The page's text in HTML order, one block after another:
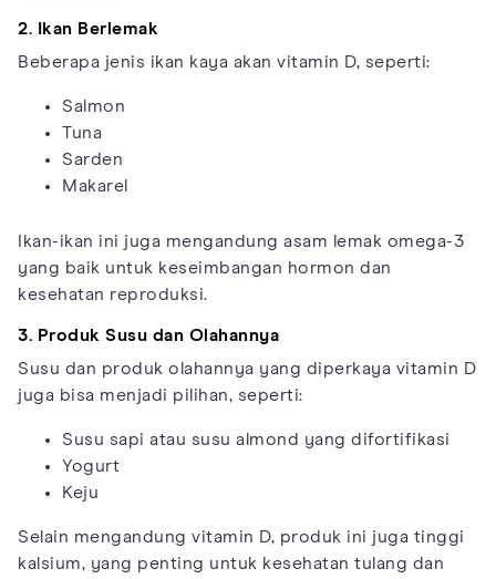
2. Ikan Berlemak
Beberapa jenis ikan kaya akan vitamin D, seperti:
Salmon
Tuna
Sarden
Makarel
Ikan-ikan ini juga mengandung asam lemak omega-3
yang baik untuk keseimbangan hormon dan
kesehatan reproduksi.
3. Produk Susu dan Olahannya
Susu dan produk olahannya yang diperkaya vitamin D
juga bisa menjadi pilihan, seperti:
Susu sapi atau susu almond yang difortifikasi
Yogurt
Keju
Selain mengandung vitamin D, produk ini juga tinggi
kalsium, yang penting untuk kesehatan tulang dan